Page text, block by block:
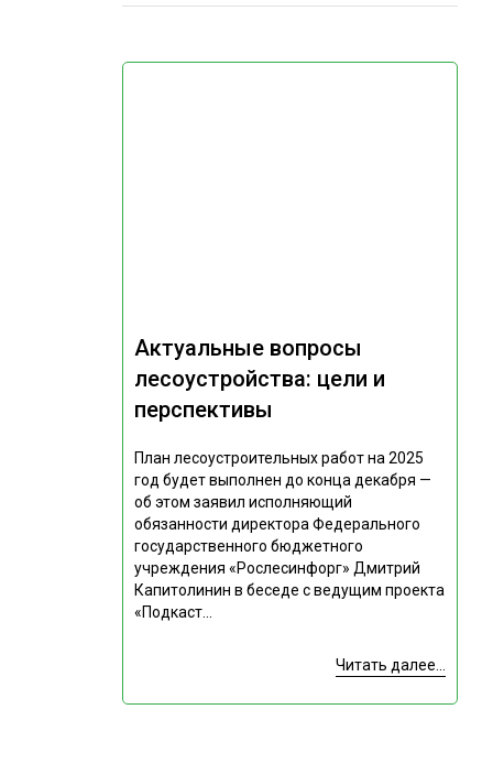
Актуальные вопросы
лесоустройства: цели и
перспективы
План лесоустроительных работ на 2025
год будет выполнен до конца декабря —
об этом заявил исполняющий
обязанности директора Федерального
государственного бюджетного
учреждения «Рослесинфорг» Дмитрий
Капитолинин в беседе с ведущим проекта
«Подкаст...
Читать далее...